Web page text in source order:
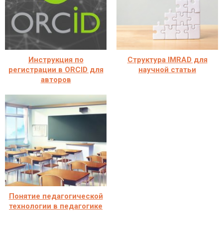
Инструкция по
регистрации в ORCID для
авторов
Структура IMRAD для
научной статьи
Понятие педагогической
технологии в педагогике